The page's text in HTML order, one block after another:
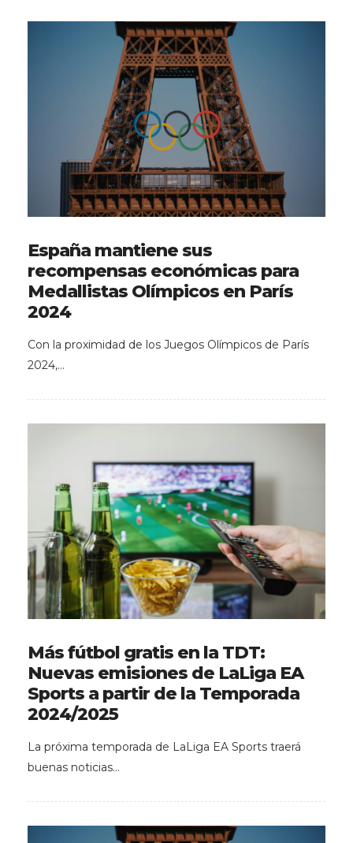
España mantiene sus
recompensas económicas para
Medallistas Olímpicos en París
2024
Con la proximidad de los Juegos Olímpicos de París
2024,…
Más fútbol gratis en la TDT:
Nuevas emisiones de LaLiga EA
Sports a partir de la Temporada
2024/2025
La próxima temporada de LaLiga EA Sports traerá
buenas noticias…